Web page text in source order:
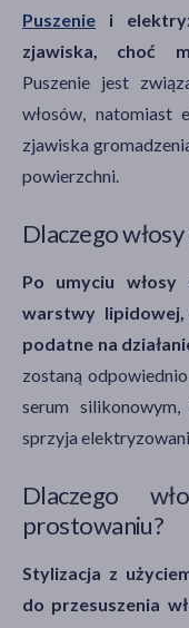
Puszenie i
zjawiska, choć
Puszenie jest
włosów, natomiast
zjawiska
powierzchni.
Dlaczego
Po umyciu włosy
warstwy
podatne na
zostaną
serum
sprzyja
Dlaczego
prostowaniu?
Stylizacja z
do przesuszenia